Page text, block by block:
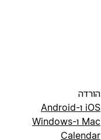
הורדה
iOS ו-Android
Mac ו-Windows
Calendar